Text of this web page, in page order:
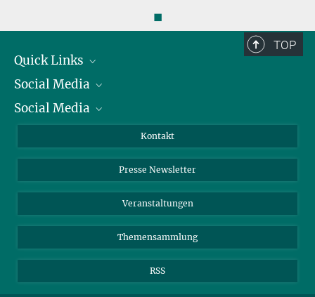
◼
TOP
Quick Links
Präsident
Zahlen und Fakten
Meldestelle Fehlverhalten
Social Media
Bluesky
TikTok
Social Media
Instagram
YouTube
Kontakt
Presse Newsletter
Veranstaltungen
Themensammlung
RSS